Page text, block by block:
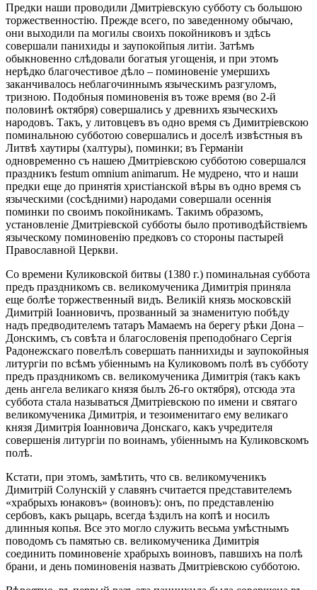
Предки наши проводили Дмитріевскую субботу съ большою
торжественностію. Прежде всего, по заведенному обычаю,
они выходили па могилы своихъ покойниковъ и здѣсь
совершали панихиды и заупокойпыя литіи. Затѣмъ
обыкновенно слѣдовали богатыя угощенія, и при этомъ
нерѣдко благочестивое дѣло – поминовеніе умершихъ
заканчивалось неблагочиннымъ языческимъ разгуломъ,
тризною. Подобныя поминовенія въ тоже время (во 2-й
половинѣ октября) совершались у древнихъ языческихъ
народовъ. Такъ, у литовцевъ въ одно время съ Димитріевскою
поминальною субботою совершались и доселѣ извѣстныя въ
Литвѣ хаутиры (халтуры), поминки; въ Германіи
одновременно съ нашею Дмитріевскою субботою совершался
праздникъ festum omnium animarum. Не мудрено, что и наши
предки еще до принятія христіанской вѣры въ одно время съ
языческими (сосѣдними) народами совершали осеннія
поминки по своимъ покойникамъ. Такимъ образомъ,
установленіе Дмитріевской субботы было противодѣйствіемъ
языческому поминовенію предковъ со стороны пастырей
Православной Церкви.
Со времени Куликовской битвы (1380 г.) поминальная суббота
предъ праздникомъ св. великомученика Димитрія приняла
еще болѣе торжественный видъ. Великій князь московскій
Димитрій Іоанновичъ, прозванный за знаменитую побѣду
надъ предводителемъ татаръ Мамаемъ на берегу рѣки Дона –
Донскимъ, съ совѣта и благословенія преподобнаго Сергія
Радонежскаго повелѣлъ совершать паннихиды и заупокойныя
литургіи по всѣмъ убіеннымъ на Куликовомъ полѣ въ субботу
предъ праздникомъ св. великомученика Димитрія (такъ какъ
день ангела великаго князя былъ 26-го октября), отсюда эта
суббота стала называться Дмитріевскою по имени и святаго
великомученика Димитрія, и тезоименитаго ему великаго
князя Димитрія Іоанновича Донскаго, какъ учредителя
совершенія литургіи по воинамъ, убіеннымъ на Куликовскомъ
полѣ.
Кстати, при этомъ, замѣтить, что св. великомученикъ
Димитрій Солунскій у славянъ считается представителемъ
«храбрыхъ юнаковъ» (воиновъ): онъ, по представленію
сербовъ, какъ рыцарь, всегда ѣздилъ на копѣ и носилъ
длинныя копья. Все это могло служить весьма умѣстнымъ
поводомъ съ памятью св. великомученика Димитрія
соединить поминовеніе храбрыхъ воиновъ, павшихъ на полѣ
брани, и день поминовенія назвать Дмитріевскою субботою.